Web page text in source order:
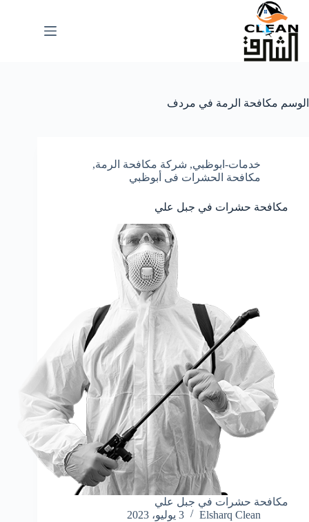
التجاوز
المحتوى
الوسم مكافحة الرمة في مردف
خدمات-ابوظبي, شركة مكافحة الرمة,
مكافحة الحشرات فى أبوظبي
مكافحة حشرات في جبل علي
مكافحة حشرات في جبل علي
Elsharq Clean
3 يوليو، 2023